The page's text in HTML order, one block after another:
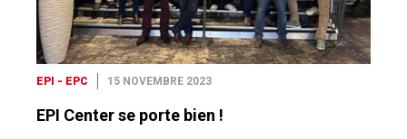
EPI - EPC 15 NOVEMBRE 2023
EPI Center se porte bien !